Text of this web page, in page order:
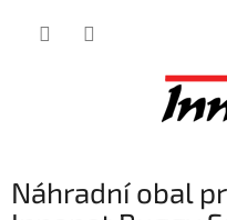
Náhradní obal